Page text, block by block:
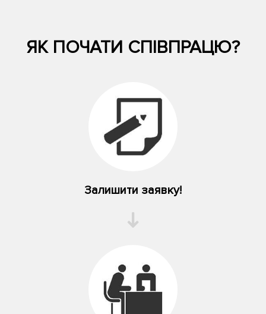
ЯК ПОЧАТИ СПІВПРАЦЮ?
Залишити заявку!